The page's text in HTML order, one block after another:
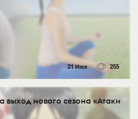
21 Июл 255
выход нового сезона «Атаки